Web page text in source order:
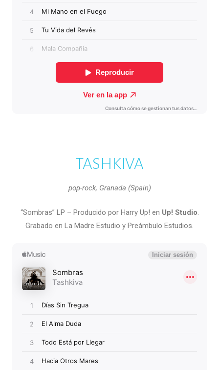
TASHKIVA
pop-rock, Granada (Spain)
“Sombras” LP – Producido por Harry Up! en Up! Studio
Grabado en La Madre Estudio y Preámbulo Estudios.